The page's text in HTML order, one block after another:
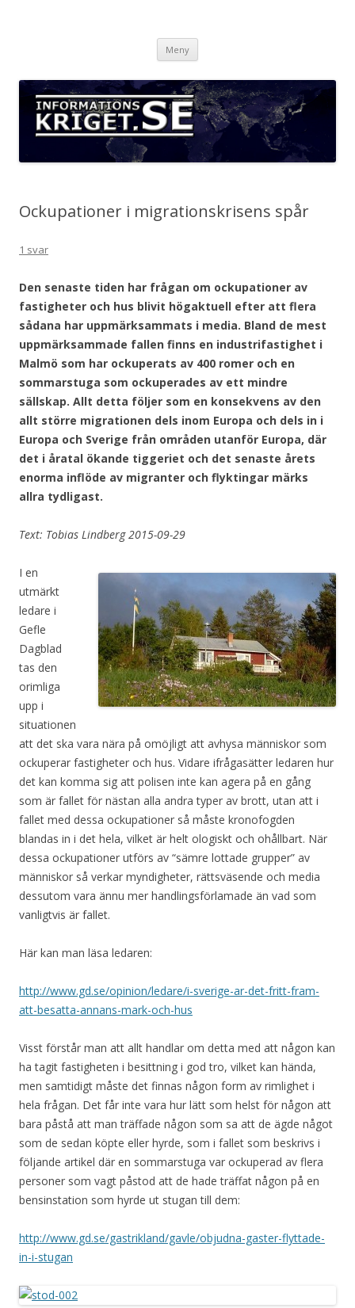
Meny
Ockupationer i migrationskrisens spår
1 svar
Den senaste tiden har frågan om ockupationer av
fastigheter och hus blivit högaktuell efter att flera
sådana har uppmärksammats i media. Bland de mest
uppmärksammade fallen finns en industrifastighet i
Malmö som har ockuperats av 400 romer och en
sommarstuga som ockuperades av ett mindre
sällskap. Allt detta följer som en konsekvens av den
allt större migrationen dels inom Europa och dels in i
Europa och Sverige från områden utanför Europa, där
det i åratal ökande tiggeriet och det senaste årets
enorma inflöde av migranter och flyktingar märks
allra tydligast.
Text: Tobias Lindberg 2015-09-29
I en
utmärkt
ledare i
Gefle
Dagblad
tas den
orimliga
upp i
situationen
att det ska vara nära på omöjligt att avhysa människor som
ockuperar fastigheter och hus. Vidare ifrågasätter ledaren hur
det kan komma sig att polisen inte kan agera på en gång
som är fallet för nästan alla andra typer av brott, utan att i
fallet med dessa ockupationer så måste kronofogden
blandas in i det hela, vilket är helt ologiskt och ohållbart. När
dessa ockupationer utförs av “sämre lottade grupper” av
människor så verkar myndigheter, rättsväsende och media
dessutom vara ännu mer handlingsförlamade än vad som
vanligtvis är fallet.
Här kan man läsa ledaren:
http://www.gd.se/opinion/ledare/i-sverige-ar-det-fritt-fram-
att-besatta-annans-mark-och-hus
Visst förstår man att allt handlar om detta med att någon kan
ha tagit fastigheten i besittning i god tro, vilket kan hända,
men samtidigt måste det finnas någon form av rimlighet i
hela frågan. Det får inte vara hur lätt som helst för någon att
bara påstå att man träffade någon som sa att de ägde något
som de sedan köpte eller hyrde, som i fallet som beskrivs i
följande artikel där en sommarstuga var ockuperad av flera
personer som vagt påstod att de hade träffat någon på en
bensinstation som hyrde ut stugan till dem:
http://www.gd.se/gastrikland/gavle/objudna-gaster-flyttade-
in-i-stugan